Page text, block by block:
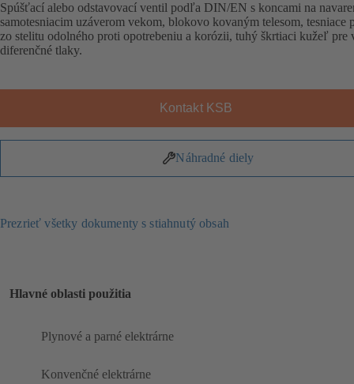
Spúšťací alebo odstavovací ventil podľa DIN/EN s koncami na
samotesniacim uzáverom vekom, blokovo kovaným telesom, tesniace
zo stelitu odolného proti opotrebeniu a korózii, tuhý škrtiaci kužeľ pre
diferenčné tlaky.
Kontakt KSB
Náhradné diely
Prezrieť všetky dokumenty s stiahnutý obsah
Hlavné oblasti použitia
Plynové a parné elektrárne
Konvenčné elektrárne